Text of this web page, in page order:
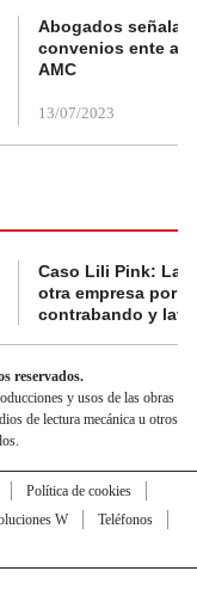
Abogados
convenios ente
AMC
13/07/2023
Caso Lili Pink: La
otra empresa por
contrabando y
reservados.
y usos de las obras
de lectura mecánica u otros
Política de cookies
W
Teléfonos